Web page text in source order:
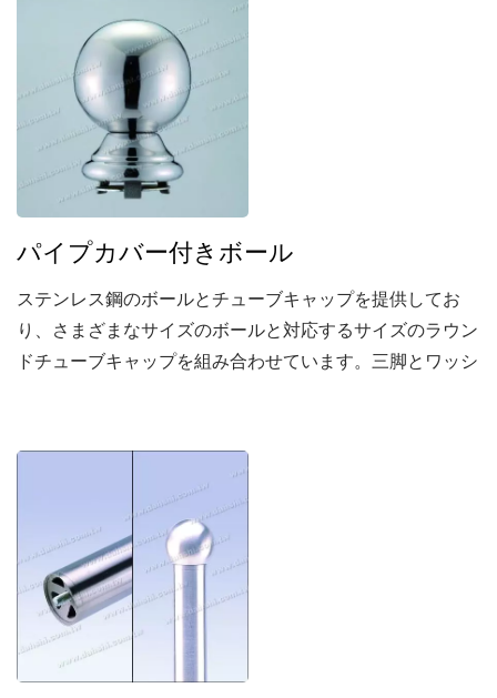
パイプカバー付きボール
ステンレス鋼のボールとチューブキャップを提供してお
り、さまざまなサイズのボールと対応するサイズのラウン
ドチューブキャップを組み合わせています。三脚とワッシ
します。これにより現場で必要な建設時間が短縮されるだ
けでなく、製品の完璧な外観を強調し、この製品設計の中
心的な焦点を示しています。